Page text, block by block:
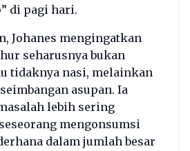
di pagi hari.
Johanes mengingatkan
seharusnya bukan
tidaknya nasi, melainkan
asupan. Ia
lebih sering
mengonsumsi
dalam jumlah besar